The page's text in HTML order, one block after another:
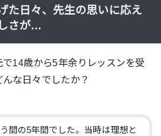
た日々、 先生の思いに応え
さが…
14歳から5年余りレッスンを受
な日々でしたか？
間の5年間でした。当時は理想と